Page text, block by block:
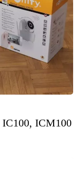
IC100, ICM100